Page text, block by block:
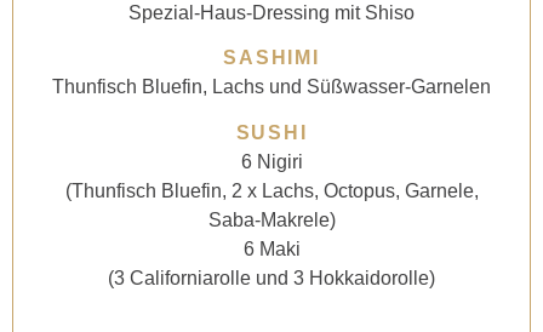
Spezial-Haus-Dressing mit Shiso
SASHIMI
Thunfisch Bluefin, Lachs und Süßwasser-Garnelen
SUSHI
6 Nigiri
(Thunfisch Bluefin, 2 x Lachs, Octopus, Garnele,
Saba-Makrele)
6 Maki
(3 Californiarolle und 3 Hokkaidorolle)